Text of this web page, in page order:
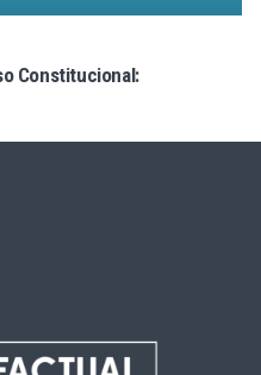
Constitucional: